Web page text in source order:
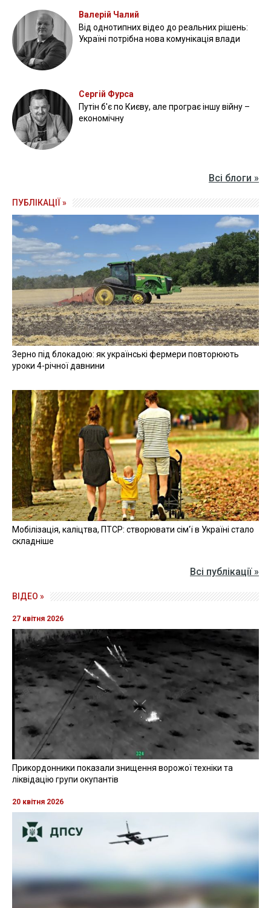
Валерій Чалий
Від однотипних відео до реальних рішень:
Україні потрібна нова комунікація влади
Сергій Фурса
Путін б'є по Києву, але програє іншу війну –
економічну
Всі блоги »
ПУБЛІКАЦІЇ »
Зерно під блокадою: як українські фермери повторюють
уроки 4-річної давнини
Мобілізація, каліцтва, ПТСР: створювати сім'ї в Україні стало
складніше
Всі публікації »
ВІДЕО »
27 квітня 2026
Прикордонники показали знищення ворожої техніки та
ліквідацію групи окупантів
20 квітня 2026